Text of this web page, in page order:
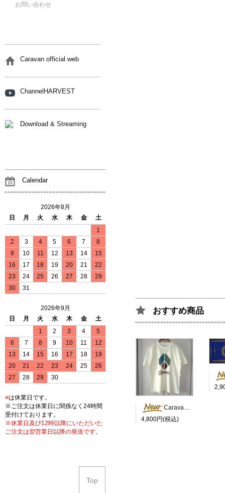
おすすめ商品
Caravan Peace Tシャツ
4,800円(税込)
お問い合わせ
Caravan official web
ChannelHARVEST
Download & Streaming
Calendar
2026年8月
日
月 火 水 木 金
土
1
2
3 4 5 6 7
8
9
10 11 12 13 14
15
16
17 18 19 20 21
22
23
24 25 26 27 28
29
30
31
2026年9月
日
月 火 水 木 金
土
1
2 3 4
5
6
7 8 9 10 11
12
13
14 15 16 17 18
19
20
21 22 23 24 25
26
27
28 29 30
■は休業日です。
※ご注文は休業日に関係なく24時間
受付けております。
※休業日及び12時以降にいただいた
ご注文は翌営業日以降の発送です。
Top